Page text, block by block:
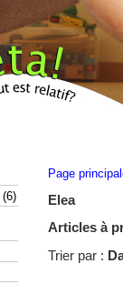
Page
Elea
Articles à
Trier par :
(6)